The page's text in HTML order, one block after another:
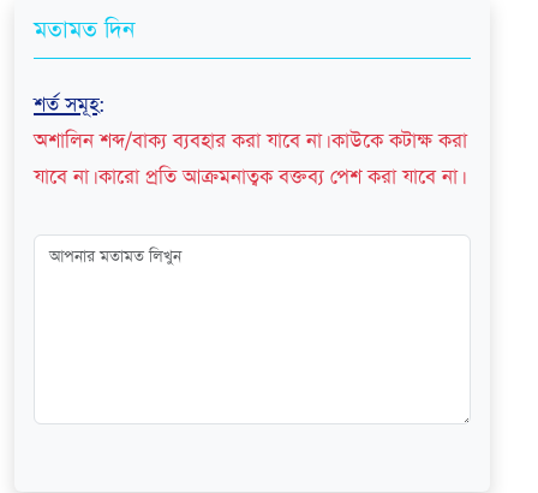
মতামত দিন
শর্ত সমূহ:
অশালিন শব্দ/বাক্য ব্যবহার করা যাবে না। কাউকে কটাক্ষ করা
যাবে না। কারো প্রতি আক্রমনাত্বক বক্তব্য পেশ করা যাবে না।